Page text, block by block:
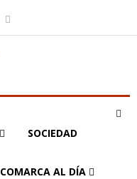
SOCIEDAD
COMARCA AL DÍA